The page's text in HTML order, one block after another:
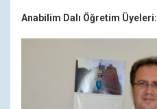
Anabilim Dalı Öğretim Üyeleri: